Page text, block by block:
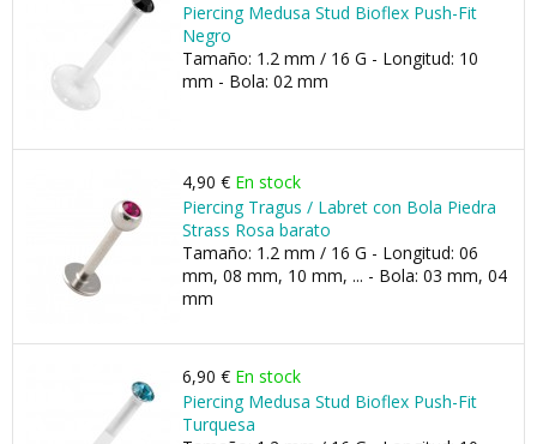
Piercing Medusa Stud Bioflex Push-Fit
Negro
Tamaño: 1.2 mm / 16 G - Longitud: 10
mm - Bola: 02 mm
4,90 € En stock
Piercing Tragus / Labret con Bola Piedra
Strass Rosa barato
Tamaño: 1.2 mm / 16 G - Longitud: 06
mm, 08 mm, 10 mm, ... - Bola: 03 mm, 04
mm
6,90 € En stock
Piercing Medusa Stud Bioflex Push-Fit
Turquesa